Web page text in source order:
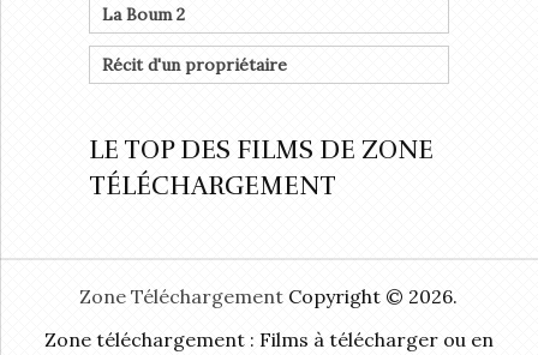
La Boum 2
Récit d'un propriétaire
LE TOP DES FILMS DE ZONE
TÉLÉCHARGEMENT
Zone Téléchargement Copyright © 2026.
Zone téléchargement : Films à télécharger ou en